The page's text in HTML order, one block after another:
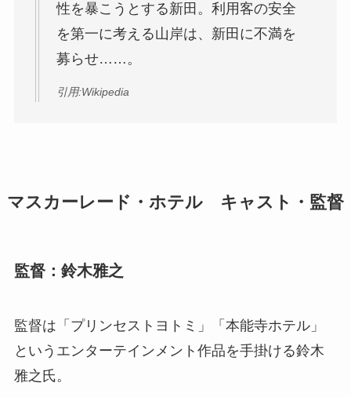
性を暴こうとする新田。利用客の安全
を第一に考える山岸は、新田に不満を
募らせ……。
引用:Wikipedia
マスカーレード・ホテル キャスト・監督
監督：鈴木雅之
監督は「プリンセストヨトミ」「本能寺ホテル」
というエンターテインメント作品を手掛ける鈴木
雅之氏。